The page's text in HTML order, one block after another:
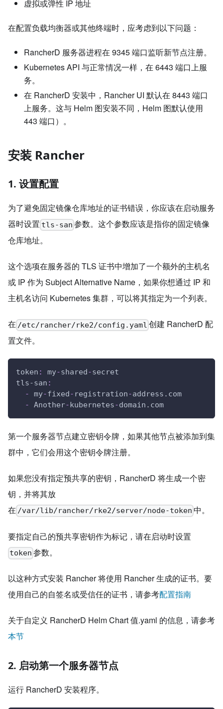
虚拟或弹性 IP 地址
在配置负载均衡器或其他终端时，应考虑到以下问题：
RancherD 服务器进程在 9345 端口监听新节点注册。
Kubernetes API 与正常情况一样，在 6443 端口上服
务。
在 RancherD 安装中，Rancher UI 默认在 8443 端口
上服务。这与 Helm 图安装不同，Helm 图默认使用
443 端口）。
安装 Rancher
1. 设置配置
为了避免固定镜像仓库地址的证书错误，你应该在启动服务
器时设置 tls-san 参数。这个参数应该是指你的固定镜像
仓库地址。
这个选项在服务器的 TLS 证书中增加了一个额外的主机名
或 IP 作为 Subject Alternative Name，如果你想通过 IP 和
主机名访问 Kubernetes 集群，可以将其指定为一个列表。
在 /etc/rancher/rke2/config.yaml 创建 RancherD 配
置文件。
token : my-shared-secret
tls-san :
-
my-fixed- registration-address.com
-
Another-kubernetes-domain.com
第一个服务器节点建立密钥令牌，如果其他节点被添加到集
群中，它们会用这个密钥令牌注册。
如果您没有指定预共享的密钥，RancherD 将生成一个密
钥，并将其放
在 /var/lib/rancher/rke2/server/node-token 中。
要指定自己的预共享密钥作为标记，请在启动时设置
token 参数。
以这种方式安装 Rancher 将使用 Rancher 生成的证书。要
使用自己的自签名或受信任的证书，请参考配置指南
关于自定义 RancherD Helm Chart 值.yaml 的信息，请参考
本节
2. 启动第一个服务器节点
运行 RancherD 安装程序。